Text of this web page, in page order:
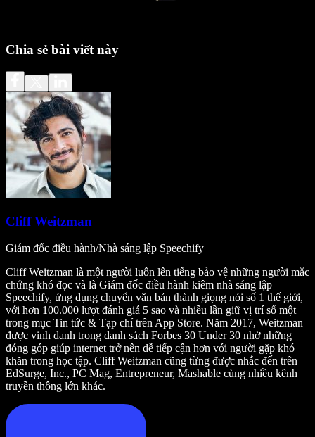
Chia sẻ bài viết này
Cliff Weitzman
Giám đốc điều hành/Nhà sáng lập Speechify
Cliff Weitzman là một người luôn lên tiếng bảo vệ những người mắc
chứng khó đọc và là Giám đốc điều hành kiêm nhà sáng lập
Speechify, ứng dụng chuyển văn bản thành giọng nói số 1 thế giới,
với hơn 100.000 lượt đánh giá 5 sao và nhiều lần giữ vị trí số một
trong mục Tin tức & Tạp chí trên App Store. Năm 2017, Weitzman
được vinh danh trong danh sách Forbes 30 Under 30 nhờ những
đóng góp giúp internet trở nên dễ tiếp cận hơn với người gặp khó
khăn trong học tập. Cliff Weitzman cũng từng được nhắc đến trên
EdSurge, Inc., PC Mag, Entrepreneur, Mashable cùng nhiều kênh
truyền thông lớn khác.